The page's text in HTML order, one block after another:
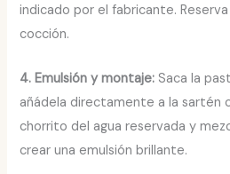
indicado por el fabricante.
cocción.
4. Emulsión y montaje: Saca la
añádela directamente a la sartén
chorrito del agua reservada y
crear una emulsión brillante.